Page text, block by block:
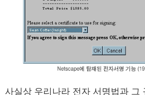
사실상 우리나라 전자 서명법과 그